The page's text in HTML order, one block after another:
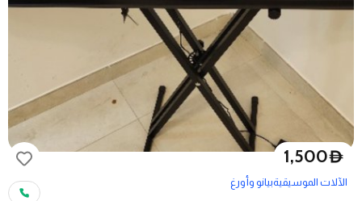
D
1,500
الآلات الموسيقيةبيانو وأورغ